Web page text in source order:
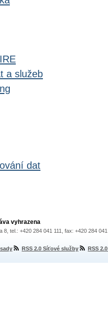
a služeb
dat
vyhrazena
8, tel.: +420 284 041 111, fax: +420 284
RSS 2.0 Síťové služby RSS